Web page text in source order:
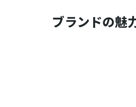
ブランドの魅